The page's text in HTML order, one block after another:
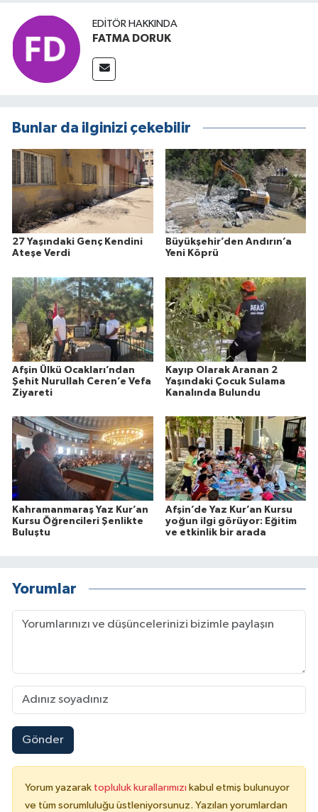
EDITÖR HAKKINDA
FATMA DORUK
Bunlar da ilginizi çekebilir
27 Yaşındaki Genç Kendini
Ateşe Verdi
Büyükşehir’den Andırın’a
Yeni Köprü
Afşin Ülkü Ocakları’ndan
Şehit Nurullah Ceren’e Vefa
Ziyareti
Kayıp Olarak Aranan 2
Yaşındaki Çocuk Sulama
Kanalında Bulundu
Kahramanmaraş Yaz Kur’an
Kursu Öğrencileri Şenlikte
Buluştu
Afşin’de Yaz Kur’an Kursu
yoğun ilgi görüyor: Eğitim
ve etkinlik bir arada
Yorumlar
Gönder
Yorum yazarak topluluk kurallarımızı kabul etmiş bulunuyor
ve tüm sorumluluğu üstleniyorsunuz. Yazılan yorumlardan